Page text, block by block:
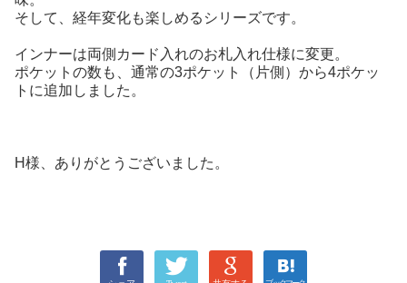
そして、経年変化も楽しめるシリーズです。
インナーは両側カード入れのお札入れ仕様に変更。
ポケットの数も、通常の3ポケット（片側）から4ポケッ
トに追加しました。
H様、ありがとうございました。